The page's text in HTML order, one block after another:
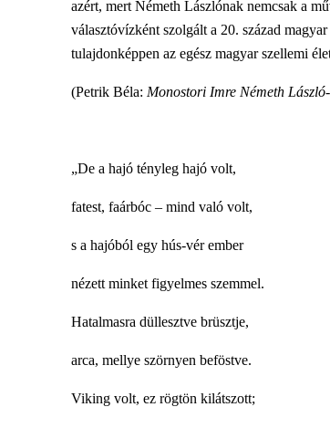
azért, mert Németh Lászlónak nemcsak a
választóvízként szolgált a 20. század
tulajdonképpen az egész magyar szellemi
(Petrik Béla: Monostori Imre Németh
„De a hajó tényleg hajó volt,
fatest, faárbóc – mind való volt,
s a hajóból egy hús-vér ember
nézett minket figyelmes szemmel.
Hatalmasra düllesztve brüsztje,
arca, mellye szörnyen beföstve.
Viking volt, ez rögtön kilátszott;